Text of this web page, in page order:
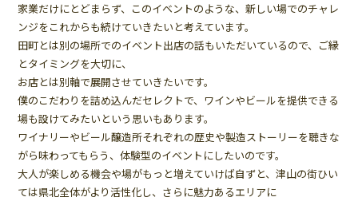
家業だけにとどまらず、このイベントのような、新しい場でのチャレ
ンジをこれからも続けていきたいと考えています。
田町とは別の場所でのイベント出店の話もいただいているので、ご縁
とタイミングを大切に、
お店とは別軸で展開させていきたいです。
僕のこだわりを詰め込んだセレクトで、ワインやビールを提供できる
場も設けてみたいという思いもあります。
ワイナリーやビール醸造所それぞれの歴史や製造ストーリーを聴きな
がら味わってもらう、体験型のイベントにしたいのです。
大人が楽しめる機会や場がもっと増えていけば自ずと、津山の街ひい
ては県北全体がより活性化し、さらに魅力あるエリアに